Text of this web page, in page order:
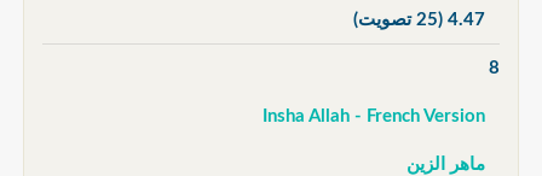
4.47 (25 تصويت)
8
Insha Allah - French Version
ماهر الزين